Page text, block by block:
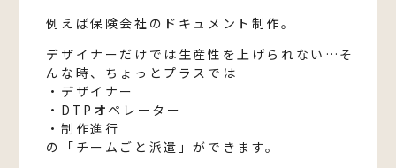
例えば保険会社のドキュメント制作。
デザイナーだけでは生産性を上げられない…そ
んな時、ちょっとプラスでは​
・デザイナー​
・DTPオペレーター​
・制作進行​
の「チームごと派遣」ができます。